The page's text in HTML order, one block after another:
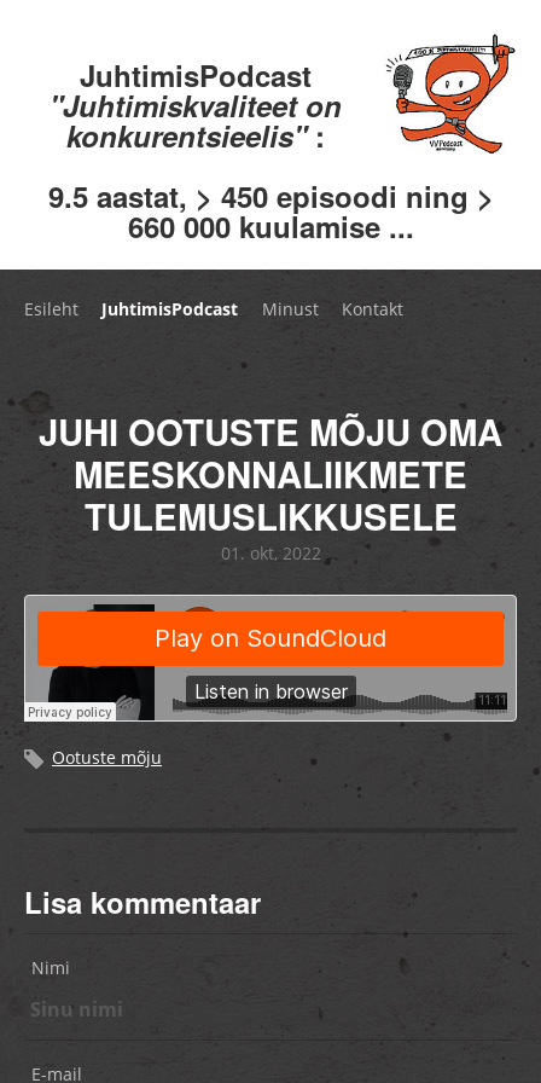
JuhtimisPodcast
"Juhtimiskvaliteet on
konkurentsieelis" :
9.5 aastat, > 450 episoodi ning >
660 000 kuulamise ...
Esileht JuhtimisPodcast Minust Kontakt
JUHI OOTUSTE MÕJU OMA
MEESKONNALIIKMETE
TULEMUSLIKKUSELE
01. okt, 2022
Ootuste mõju
Lisa kommentaar
Nimi
E-mail